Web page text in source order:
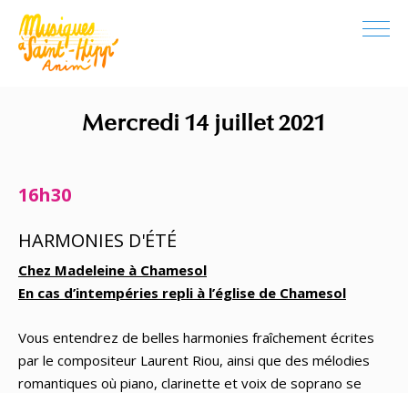
Mercredi 14 juillet 2021
16h30
HARMONIES D'ÉTÉ
Chez Madeleine à Chamesol
En cas d’intempéries repli à l’église de Chamesol
Vous entendrez de belles harmonies fraîchement écrites
par le compositeur Laurent Riou, ainsi que des mélodies
romantiques où piano, clarinette et voix de soprano se